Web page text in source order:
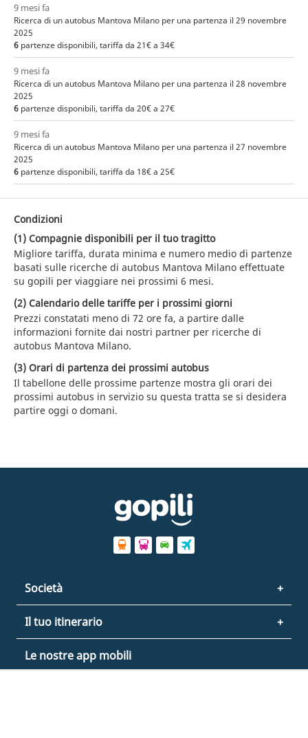
9 mesi fa
Ricerca di un autobus Mantova Milano per una partenza il 29 novembre
2025
6 partenze disponibili, tariffa da 21€ a 34€
9 mesi fa
Ricerca di un autobus Mantova Milano per una partenza il 28 novembre
2025
6 partenze disponibili, tariffa da 20€ a 27€
9 mesi fa
Ricerca di un autobus Mantova Milano per una partenza il 27 novembre
2025
6 partenze disponibili, tariffa da 18€ a 25€
Condizioni
(1) Compagnie disponibili per il tuo tragitto
Migliore tariffa, durata minima e numero medio di partenze
basati sulle ricerche di autobus Mantova Milano effettuate
su gopili per viaggiare nei prossimi 6 mesi.
(2) Calendario delle tariffe per i prossimi giorni
Prezzi constatati meno di 72 ore fa, a partire dalle
informazioni fornite dai nostri partner per ricerche di
autobus Mantova Milano.
(3) Orari di partenza dei prossimi autobus
Il tabellone delle prossime partenze mostra gli orari dei
prossimi autobus in servizio su questa tratta se si desidera
partire oggi o domani.
Società
Il tuo itinerario
Le nostre app mobili